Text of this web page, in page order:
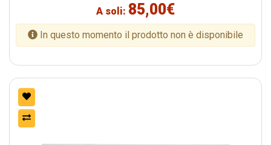
A soli: 85,00€
In questo momento il prodotto non è disponibile